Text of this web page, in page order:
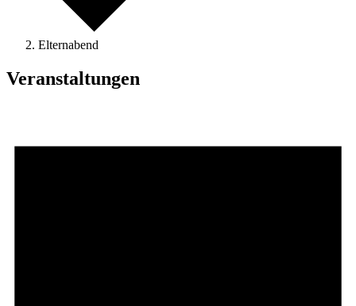
Elternabend
Veranstaltungen